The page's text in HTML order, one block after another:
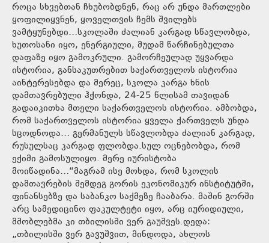
როცა სხვებთან ჩხუბობდნენ, რაც არ უნდა მართლები
ყოფილიყვნენ, ყოველთვის ჩემს შვილებს
ვამტყუნებდი…სკოლაში ძალიან კარგად სწავლობდა,
ხუთოსანი იყო, ენერგიული, მუდამ წარჩინებულთა
დაფაზე იყო გამოკრული. გამორჩეულად უყვარდა
ისტორია, განსაკუთრებით საქართველოს ისტორია
აინტერესებდა და მერეც, სკოლა კარგა ხნის
დამთავრებული ჰქონდა, 24-25 წლისამ თავიდან
გადაიკითხა მთელი საქართველოს ისტორია. ამბობდა,
რომ საქართველოს ისტორია ყველა ქართველს უნდა
სცოდნოდა… გერმანულს სწავლობდა ძალიან კარგად,
რუსულსაც კარგად ფლობდა.სულ ოცნებობდა, რომ
ექიმი გამოსულიყო. მერე იურისტობა
მოიწადინა…“მაგრამ ისე მოხდა, რომ სკოლის
დამთავრების შემდეგ გორის ეკონომიკურ ინსტიტუტში,
ფინანსებზე და საბანკო საქმეზე ჩააბარა. მაშინ გორში
არც სამედიცინო ფაკულტეტი იყო, არც იურიდიული,
მშობლებმა კი თბილისში ვერ გაუშვეს.დედა:
„თბილისში ვერ გავუშვით, მინდოდა, ახლოს